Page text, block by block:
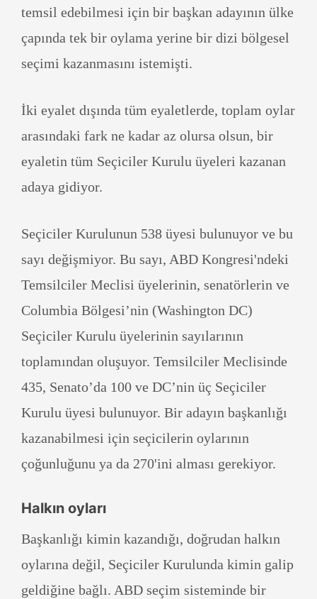
temsil edebilmesi için bir başkan adayının ülke
çapında tek bir oylama yerine bir dizi bölgesel
seçimi kazanmasını istemişti.
İki eyalet dışında tüm eyaletlerde, toplam oylar
arasındaki fark ne kadar az olursa olsun, bir
eyaletin tüm Seçiciler Kurulu üyeleri kazanan
adaya gidiyor.
Seçiciler Kurulunun 538 üyesi bulunuyor ve bu
sayı değişmiyor. Bu sayı, ABD Kongresi'ndeki
Temsilciler Meclisi üyelerinin, senatörlerin ve
Columbia Bölgesi’nin (Washington DC)
Seçiciler Kurulu üyelerinin sayılarının
toplamından oluşuyor. Temsilciler Meclisinde
435, Senato’da 100 ve DC’nin üç Seçiciler
Kurulu üyesi bulunuyor. Bir adayın başkanlığı
kazanabilmesi için seçicilerin oylarının
çoğunluğunu ya da 270'ini alması gerekiyor.
Halkın oyları
Başkanlığı kimin kazandığı, doğrudan halkın
oylarına değil, Seçiciler Kurulunda kimin galip
geldiğine bağlı. ABD seçim sisteminde bir